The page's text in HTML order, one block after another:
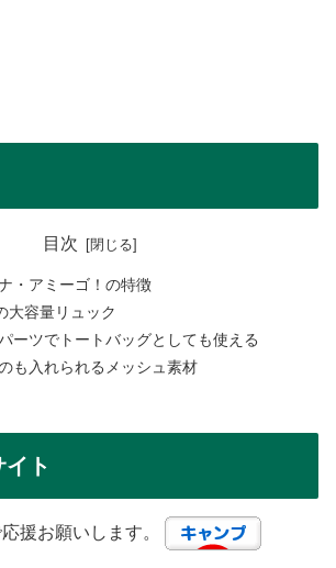
目次
・アミーゴ！の特徴
大容量リュック
ーツでトートバッグとしても使える
も入れられるメッシュ素材
ト
援お願いします。